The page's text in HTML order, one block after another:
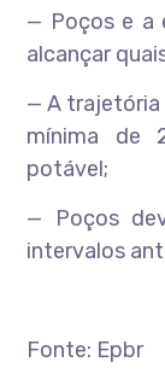
— Poços e a
alcançar
— A trajetória
mínima de
potável;
— Poços
intervalos
Fonte: Epbr